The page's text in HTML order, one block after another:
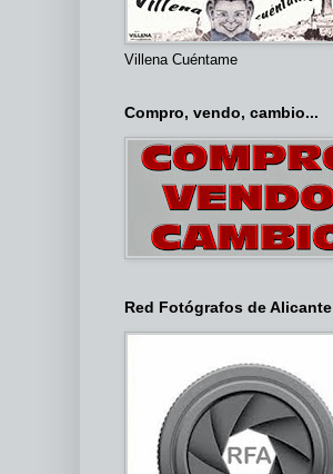
Villena Cuéntame
Compro, vendo, cambio...
Red Fotógrafos de Alicante